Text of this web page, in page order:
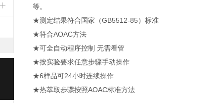
等。
★测定结果符合国家（GB5512-85）标准
★符合AOAC方法
★可全自动程序控制 无需看管
★按实验要求任意步骤手动操作
★6样品可24小时连续操作
★热萃取步骤按照AOAC标准方法